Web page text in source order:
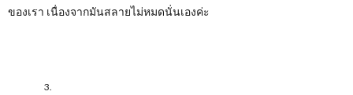
ของเรา เนื่องจากมันสลายไม่หมดนั่นเองค่ะ